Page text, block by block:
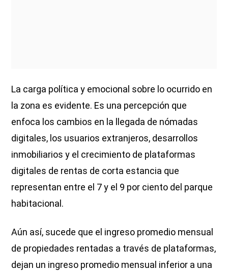
La carga política y emocional sobre lo ocurrido en
la zona es evidente. Es una percepción que
enfoca los cambios en la llegada de nómadas
digitales, los usuarios extranjeros, desarrollos
inmobiliarios y el crecimiento de plataformas
digitales de rentas de corta estancia que
representan entre el 7 y el 9 por ciento del parque
habitacional.
Aún así, sucede que el ingreso promedio mensual
de propiedades rentadas a través de plataformas,
dejan un ingreso promedio mensual inferior a una